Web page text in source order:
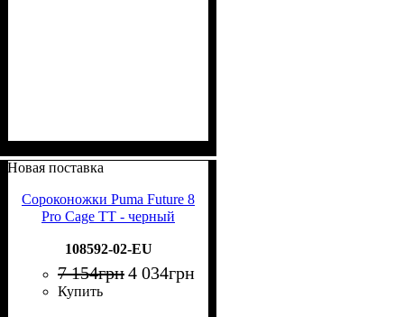
Новая поставка
Сороконожки Puma Future 8
Pro Cage TT - черный
108592-02-EU
7 154грн4 034грн
Купить